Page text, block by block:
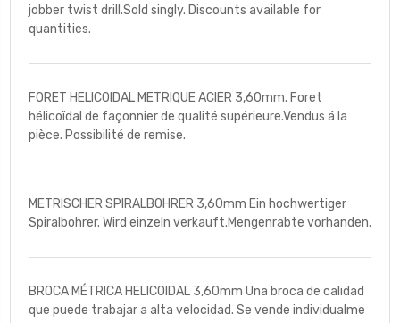
jobber twist drill.Sold singly. Discounts available for
quantities.
FORET HELICOIDAL METRIQUE ACIER 3,60mm. Foret
hélicoïdal de façonnier de qualité supérieure.Vendus á la
pièce. Possibilité de remise.
METRISCHER SPIRALBOHRER 3,60mm Ein hochwertiger
Spiralbohrer. Wird einzeln verkauft.Mengenrabte vorhanden.
BROCA MÉTRICA HELICOIDAL 3,60mm Una broca de calidad
que puede trabajar a alta velocidad. Se vende individualme